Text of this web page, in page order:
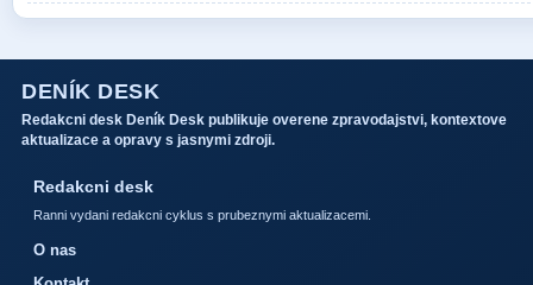
DENÍK DESK
Redakcni desk Deník Desk publikuje overene zpravodajstvi, kontextove
aktualizace a opravy s jasnymi zdroji.
Redakcni desk
Ranni vydani redakcni cyklus s prubeznymi aktualizacemi.
O nas